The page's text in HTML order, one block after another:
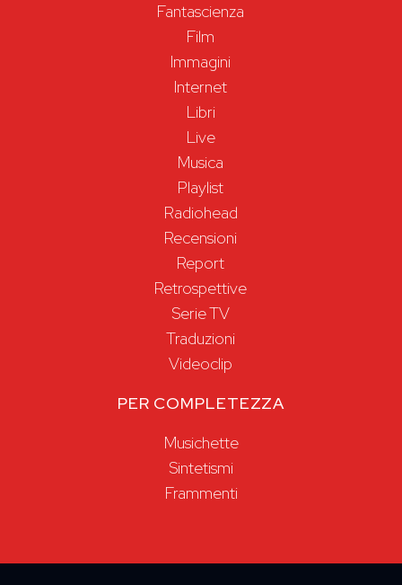
Fantascienza
Film
Immagini
Internet
Libri
Live
Musica
Playlist
Radiohead
Recensioni
Report
Retrospettive
Serie TV
Traduzioni
Videoclip
PER COMPLETEZZA
Musichette
Sintetismi
Frammenti